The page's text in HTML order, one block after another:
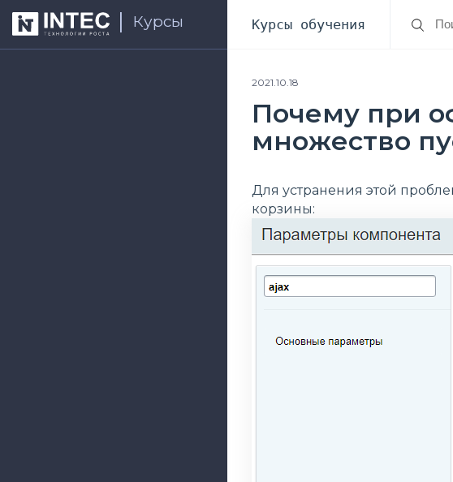
Курсы Курсы обучения
2021.10.18
Почему при
множество
Для устранения этой
корзины: